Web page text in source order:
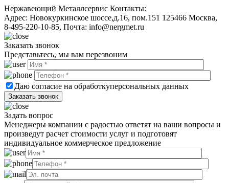
Нержавеющий Металлсервис Контакты:
Адрес: Новокуркинское шоссе,д.16, пом.151 125466 Москва,
8-495-220-10-85, Почта: info@nergmet.ru
Заказать звонок
Представьтесь, мы вам перезвоним
Даю согласие на обработкуперсональных данных
Задать вопрос
Менеджеры компании с радостью ответят на ваши вопросы и
произведут расчет стоимости услуг и подготовят
индивидуальное коммерческое предложение